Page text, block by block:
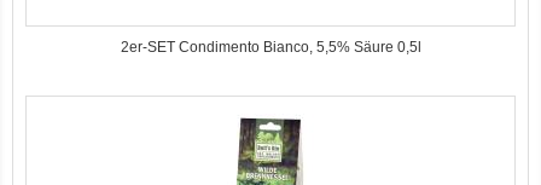
2er-SET Condimento Bianco, 5,5% Säure 0,5l